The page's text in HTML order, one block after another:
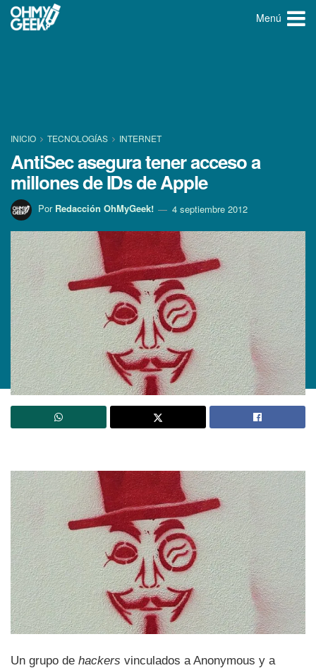
Menú
INICIO TECNOLOGÍ­AS INTERNET
AntiSec asegura tener acceso a
millones de IDs de Apple
Por Redacción OhMyGeek! 4 septiembre 2012
Un grupo de hackers vinculados a Anonymous y a